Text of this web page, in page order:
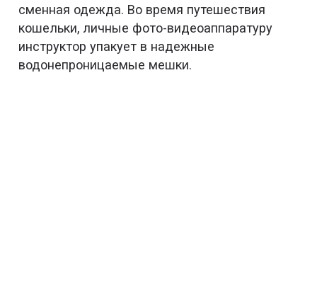
сменная одежда. Во время путешествия
кошельки, личные фото-видеоаппаратуру
инструктор упакует в надежные
водонепроницаемые мешки.